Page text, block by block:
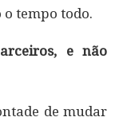
tempo todo.
e não
de mudar